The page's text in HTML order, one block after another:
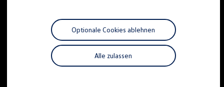
Motorenöl und Flüssigkeiten
Räder und Reifen
Pannen- und Unfallhilfe
Economy Service
Volkswagen Teile
Zubehör
Alle zulassen
Optionale Cookies ablehnen